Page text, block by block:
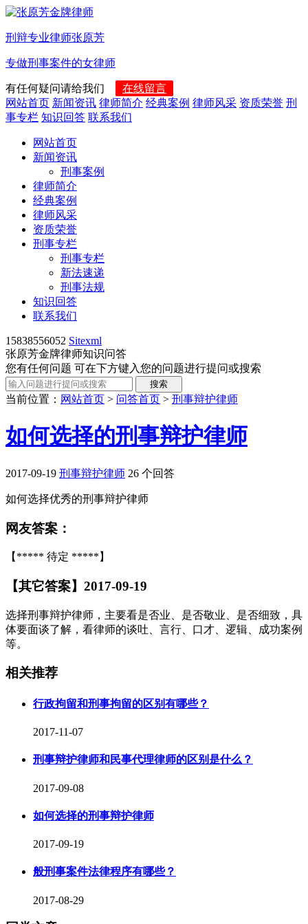
刑辩专业律师张原芳
专做刑事案件的女律师
有任何疑问请给我们
在线留言
网站首页 新闻资讯 律师简介 经典案例 律师风采 资质荣誉 刑
事专栏 知识回答 联系我们
网站首页
新闻资讯
刑事案例
律师简介
经典案例
律师风采
资质荣誉
刑事专栏
刑事专栏
新法速递
刑事法规
知识回答
联系我们
15838556052 Sitexml
张原芳金牌律师知识问答
您有任何问题 可在下方键入您的问题进行提问或搜索
当前位置： 网站首页 > 问答首页 > 刑事辩护律师
如何选择的刑事辩护律师
2017-09-19 刑事辩护律师 26 个回答
如何选择优秀的刑事辩护律师
网友答案：
【***** 待定 *****】
【其它答案】2017-09-19
选择刑事辩护律师，主要看是否业、是否敬业、是否细致，具
体要面谈了解，看律师的谈吐、言行、口才、逻辑、成功案例
等。
相关推荐
行政拘留和刑事拘留的区别有哪些？
2017-11-07
刑事辩护律师和民事代理律师的区别是什么？
2017-09-08
如何选择的刑事辩护律师
2017-09-19
般刑事案件法律程序有哪些？
2017-08-29